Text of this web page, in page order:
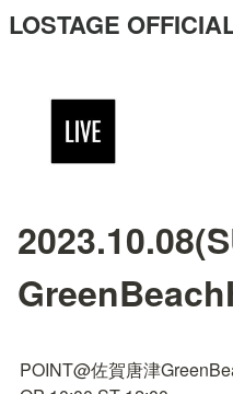
LOSTAGE
POINT@佐賀唐津